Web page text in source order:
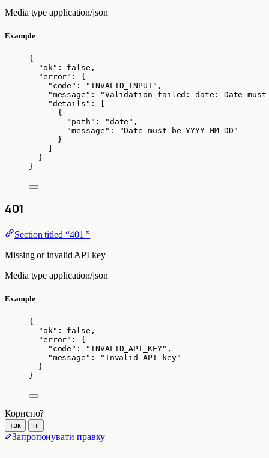
Media type application/json
Example
{
"ok" : false ,
"error" : {
"code" : " INVALID_INPUT" ,
"message" : "Validation failed: date: Date must be
"details" : [
{
"path" : "date " ,
"message" : "Date must be YYYY-MM-DD "
}
}
}
401
Section titled “401 ”
Missing or invalid API key
Media type application/json
Example
{
"ok" : false ,
"error" : {
"code" : " INVALID_API_KEY" ,
"message" : " Invalid API key"
}
}
Корисно?
так ні
Запропонувати правку